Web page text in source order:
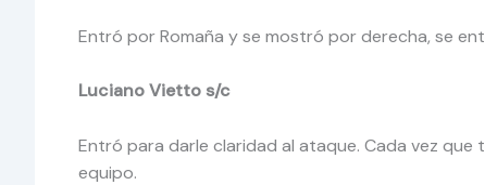
Entró por Romaña y se mostró por derecha, se
Luciano Vietto s/c
Entró para darle claridad al ataque. Cada vez
equipo.